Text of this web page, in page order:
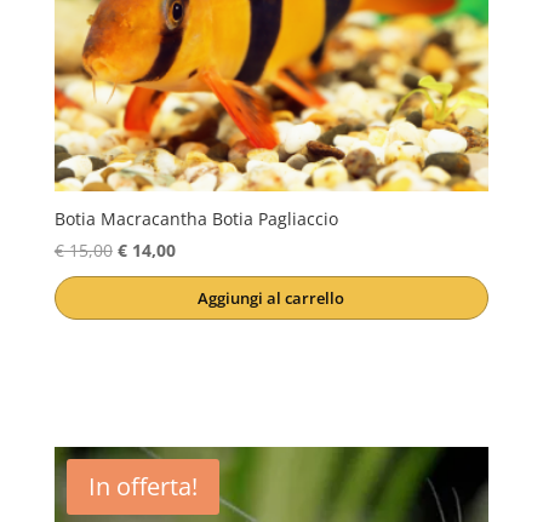
Botia Macracantha Botia Pagliaccio
€15,00 Il
prezzo
€14,00Il
prezzo
attuale
Aggiungi al carrello
In offerta!